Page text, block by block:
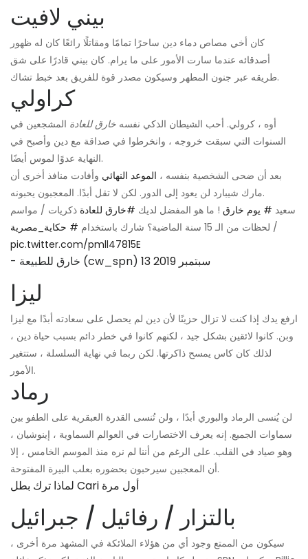
بيني لافيت
كان أخي مصاص دماء دين ساحرًا تمامًا ومقاتلًا رائعًا كان له ظهور
أصدقائه عندما سارت الأمور على ما يرام. كان بيني قادرًا على شق
طريقه عبر جنون المطهر وسيكون مصدر قوة للفريق بعد خبط تشاك.
كراولي
أوه ، كرولي. أحب الشيطان الذكي نفسه خارق للعادة المشجعين في
السنوات التي سبقت خروجه ، وانخرطوا في صداقة مع دين وأصبح في
النهاية عدوًا لموس أيضًا.
بعد أن ضحى الشخصية بنفسه ، الموعد النهائي وأفادت منافذ أخرى أن
مارك شيبارد لن يعود إلى الدور. لكن لا تقل أبدًا. المعجبون يحبونه.
سعيد # يوم خارق ! ما هو المفضل لديك #خارق للعادة ذكريات / مواسم
/ لحظات من الـ 15 سنة الماضية؟ شارك باستخدام
# حكاية_مصرية
pic.twitter.com/pmll47815E
- خارق للطبيعة (cw_spn) 13 سبتمبر 2019
ليزا
ارفع يدك إذا كنت لا تزال حزينًا لأن دين لم يحصل على سعادته أبدًا مع ليزا
وبن. كانوا لائقين بشكل جيد ، لكنهم كانوا في خطر دائم بسبب حياة دين ،
لذلك كان كاس يمسح ذاكرتها. لكن ربما في نهاية السلسلة ، ستتغير
الأمور.
رماد
لن يُنسى الرماد والبوري أبدًا ، ولن تُنسى القدرة العبقرية على الطفو بين
سماوات الجميع. إنه يعرف الاختصارات في العوالم السماوية ، إينوشيان ،
وهو صياد في القلب. على الرغم من أننا لم نره منذ الموسم الخامس ، إلا
أن المعجبين سيرحبون بحضوره بعلب البيرة المفتوحة.
لماذا ترك بطل Cari أول مرة
بالتزار / رفائيل / جبرائيل
سيكون من الممتع وجود أي من هؤلاء الملائكة في المشهد مرة أخرى ،